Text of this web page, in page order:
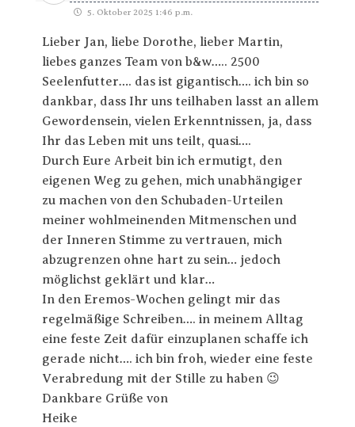
5. Oktober 2025 1:46 p.m.
Lieber Jan, liebe Dorothe, lieber Martin,
liebes ganzes Team von b&w….. 2500
Seelenfutter…. das ist gigantisch…. ich bin so
dankbar, dass Ihr uns teilhaben lasst an allem
Gewordensein, vielen Erkenntnissen, ja, dass
Ihr das Leben mit uns teilt, quasi….
Durch Eure Arbeit bin ich ermutigt, den
eigenen Weg zu gehen, mich unabhängiger
zu machen von den Schubaden-Urteilen
meiner wohlmeinenden Mitmenschen und
der Inneren Stimme zu vertrauen, mich
abzugrenzen ohne hart zu sein… jedoch
möglichst geklärt und klar…
In den Eremos-Wochen gelingt mir das
regelmäßige Schreiben…. in meinem Alltag
eine feste Zeit dafür einzuplanen schaffe ich
gerade nicht…. ich bin froh, wieder eine feste
Verabredung mit der Stille zu haben 😉
Dankbare Grüße von
Heike